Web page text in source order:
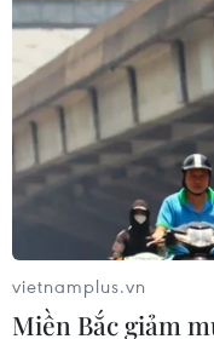
vietnamplus.vn
Miền Bắc giảm